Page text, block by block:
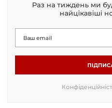
Раз на тиждень ми
найцікавіші